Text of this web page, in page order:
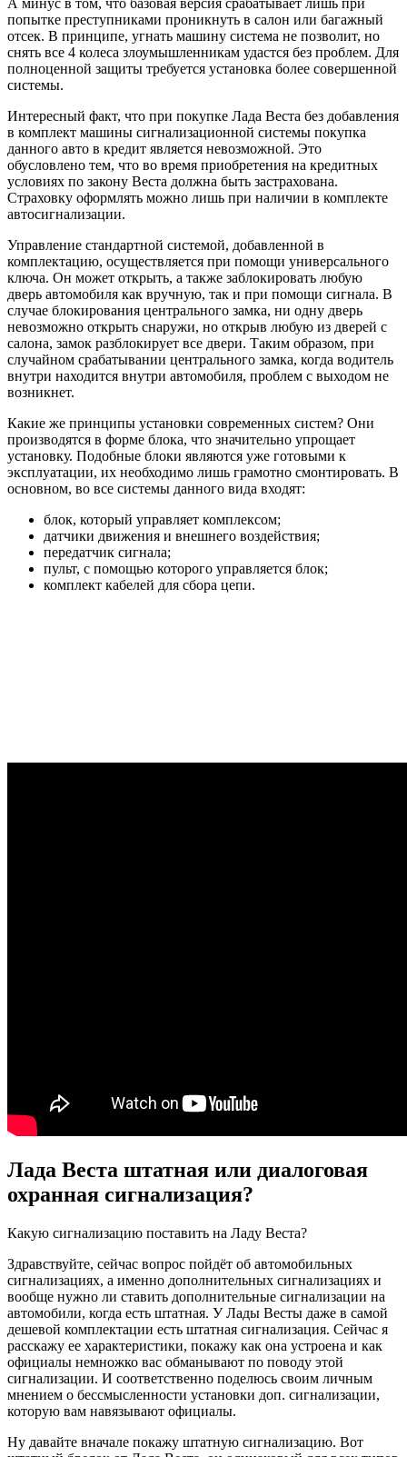
А минус в том, что базовая версия срабатывает лишь при
попытке преступниками проникнуть в салон или багажный
отсек. В принципе, угнать машину система не позволит, но
снять все 4 колеса злоумышленникам удастся без проблем. Для
полноценной защиты требуется установка более совершенной
системы.
Интересный факт, что при покупке Лада Веста без добавления
в комплект машины сигнализационной системы покупка
данного авто в кредит является невозможной. Это
обусловлено тем, что во время приобретения на кредитных
условиях по закону Веста должна быть застрахована.
Страховку оформлять можно лишь при наличии в комплекте
автосигнализации.
Управление стандартной системой, добавленной в
комплектацию, осуществляется при помощи универсального
ключа. Он может открыть, а также заблокировать любую
дверь автомобиля как вручную, так и при помощи сигнала. В
случае блокирования центрального замка, ни одну дверь
невозможно открыть снаружи, но открыв любую из дверей с
салона, замок разблокирует все двери. Таким образом, при
случайном срабатывании центрального замка, когда водитель
внутри находится внутри автомобиля, проблем с выходом не
возникнет.
Какие же принципы установки современных систем? Они
производятся в форме блока, что значительно упрощает
установку. Подобные блоки являются уже готовыми к
эксплуатации, их необходимо лишь грамотно смонтировать. В
основном, во все системы данного вида входят:
блок, который управляет комплексом;
датчики движения и внешнего воздействия;
передатчик сигнала;
пульт, с помощью которого управляется блок;
комплект кабелей для сбора цепи.
Лада Веста штатная или диалоговая
охранная сигнализация?
Какую сигнализацию поставить на Ладу Веста?
Здравствуйте, сейчас вопрос пойдёт об автомобильных
сигнализациях, а именно дополнительных сигнализациях и
вообще нужно ли ставить дополнительные сигнализации на
автомобили, когда есть штатная. У Лады Весты даже в самой
дешевой комплектации есть штатная сигнализация. Сейчас я
расскажу ее характеристики, покажу как она устроена и как
официалы немножко вас обманывают по поводу этой
сигнализации. И соответственно поделюсь своим личным
мнением о бессмысленности установки доп. сигнализации,
которую вам навязывают официалы.
Ну давайте вначале покажу штатную сигнализацию. Вот